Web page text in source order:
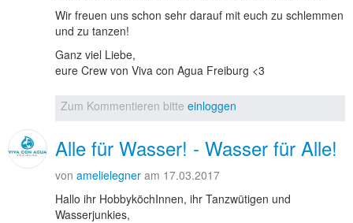
Wir freuen uns schon sehr darauf mit euch zu schlemmen
und zu tanzen!
Ganz viel Liebe,
eure Crew von Viva con Agua Freiburg <3
Zum Kommentieren bitte einloggen
Alle für Wasser! - Wasser für Alle!
von amelielegner am 17.03.2017
Hallo ihr HobbyköchInnen, ihr Tanzwütigen und
Wasserjunkies,